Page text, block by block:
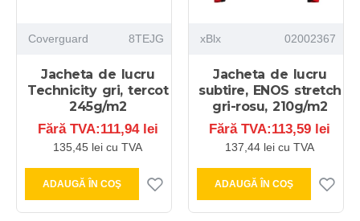
Coverguard 8TEJG
Jacheta de lucru
Technicity gri, tercot
245g/m2
Fără TVA:111,94 lei
135,45 lei cu TVA
ADAUGĂ ÎN COŞ
xBlx 02002367
Jacheta de lucru
subtire, ENOS stretch
gri-rosu, 210g/m2
Fără TVA:113,59 lei
137,44 lei cu TVA
ADAUGĂ ÎN COŞ